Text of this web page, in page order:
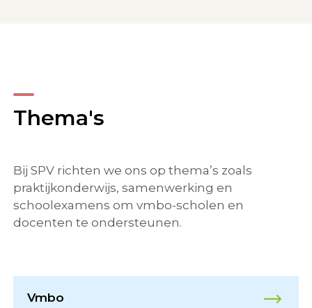
Thema's
Bij SPV richten we ons op thema’s zoals
praktijkonderwijs, samenwerking en
schoolexamens om vmbo-scholen en
docenten te ondersteunen.
Vmbo